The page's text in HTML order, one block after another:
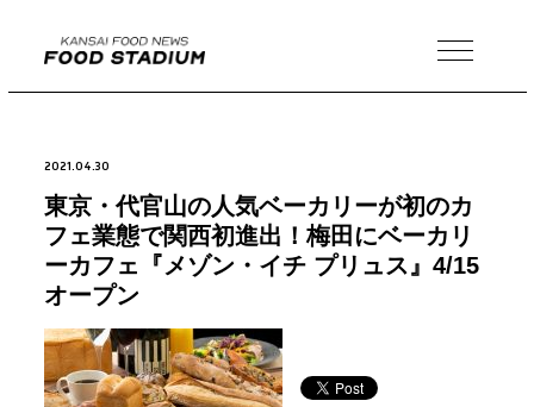
MENU
2021.04.30
東京・代官山の人気ベーカリーが初のカ
フェ業態で関西初進出！梅田にベーカリ
ーカフェ『メゾン・イチ プリュス』4/15
オープン